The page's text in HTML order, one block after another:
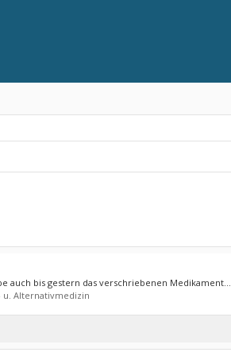
auch bis gestern das verschriebenen Medikament...
Alternativmedizin